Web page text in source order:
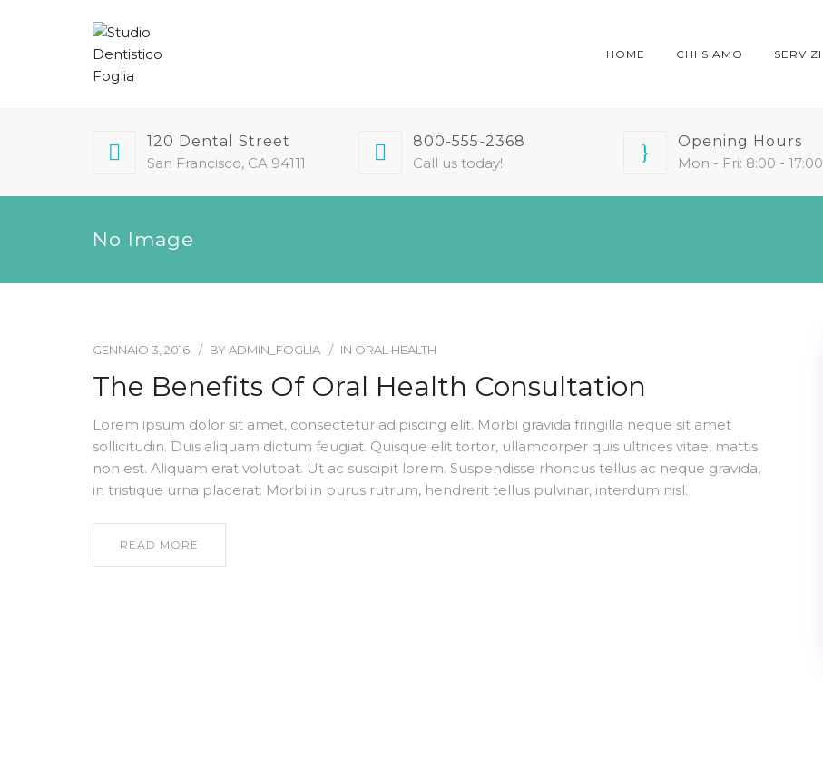
HOME CHI SIAMO SERVIZI
120 Dental Street
San Francisco, CA 94111
800-555-2368
Call us today!
Opening Hours
Mon - Fri: 8:00 - 17:00
No Image
GENNAIO 3, 2016 BYADMIN_FOGLIA IN ORAL HEALTH
The Benefits Of Oral Health Consultation
Lorem ipsum dolor sit amet, consectetur adipiscing elit. Morbi gravida fringilla neque sit amet
sollicitudin. Duis aliquam dictum feugiat. Quisque elit tortor, ullamcorper quis ultrices vitae, mattis
non est. Aliquam erat volutpat. Ut ac suscipit lorem. Suspendisse rhoncus tellus ac neque gravida,
in tristique urna placerat. Morbi in purus rutrum, hendrerit tellus pulvinar, interdum nisl.
READ MORE